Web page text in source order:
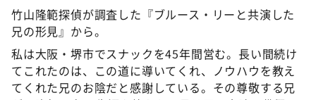
ザキ山小屋本館
ぺこぱのまるスポ
アナ回覧板
竹山隆範探偵が調査した『ブルース・リーと共演した
兄の形見』から。
私は大阪・堺市でスナックを45年間営む。長い間続け
てこれたのは、この道に導いてくれ、ノウハウを教え
てくれた兄のお陰だと感謝している。その尊敬する兄